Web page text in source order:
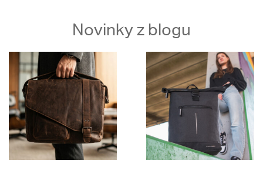
Novinky z blogu